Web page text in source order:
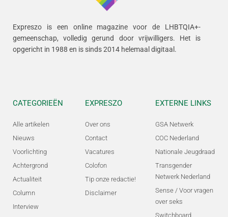
Expreszo is een online magazine voor de LHBTQIA+-
gemeenschap, volledig gerund door vrijwilligers. Het is
opgericht in 1988 en is sinds 2014 helemaal digitaal.
CATEGORIEËN
Alle artikelen
Nieuws
Voorlichting
Achtergrond
Actualiteit
Column
Interview
EXPRESZO
Over ons
Contact
Vacatures
Colofon
Tip onze redactie!
Disclaimer
EXTERNE LINKS
GSA Netwerk
COC Nederland
Nationale Jeugdraad
Transgender
Netwerk Nederland
Sense / Voor vragen
over seks
Switchboard